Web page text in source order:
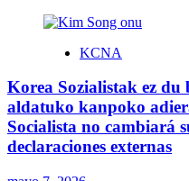
KCNA
Korea Sozialistak ez du
aldatuko kanpoko
Socialista no cambiará
declaraciones externas